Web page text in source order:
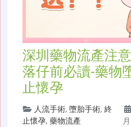
深圳藥物流產注
落仔前必讀-藥物
止懷孕
人流手術, 墮胎手術, 終
止懷孕, 藥物流產